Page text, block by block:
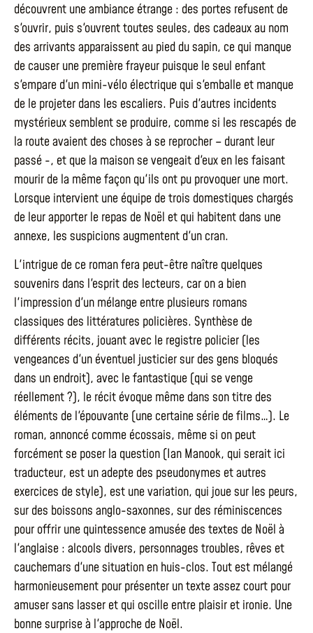
découvrent une ambiance étrange : des portes refusent de
s'ouvrir, puis s'ouvrent toutes seules, des cadeaux au nom
des arrivants apparaissent au pied du sapin, ce qui manque
de causer une première frayeur puisque le seul enfant
s'empare d'un mini-vélo électrique qui s'emballe et manque
de le projeter dans les escaliers. Puis d'autres incidents
mystérieux semblent se produire, comme si les rescapés de
la route avaient des choses à se reprocher – durant leur
passé -, et que la maison se vengeait d'eux en les faisant
mourir de la même façon qu'ils ont pu provoquer une mort.
Lorsque intervient une équipe de trois domestiques chargés
de leur apporter le repas de Noël et qui habitent dans une
annexe, les suspicions augmentent d'un cran.
L'intrigue de ce roman fera peut-être naître quelques
souvenirs dans l'esprit des lecteurs, car on a bien
l'impression d'un mélange entre plusieurs romans
classiques des littératures policières. Synthèse de
différents récits, jouant avec le registre policier (les
vengeances d'un éventuel justicier sur des gens bloqués
dans un endroit), avec le fantastique (qui se venge
réellement ?), le récit évoque même dans son titre des
éléments de l'épouvante (une certaine série de films…). Le
roman, annoncé comme écossais, même si on peut
forcément se poser la question (Ian Manook, qui serait ici
traducteur, est un adepte des pseudonymes et autres
exercices de style), est une variation, qui joue sur les peurs,
sur des boissons anglo-saxonnes, sur des réminiscences
pour offrir une quintessence amusée des textes de Noël à
l'anglaise : alcools divers, personnages troubles, rêves et
cauchemars d'une situation en huis-clos. Tout est mélangé
harmonieusement pour présenter un texte assez court pour
amuser sans lasser et qui oscille entre plaisir et ironie. Une
bonne surprise à l'approche de Noël.